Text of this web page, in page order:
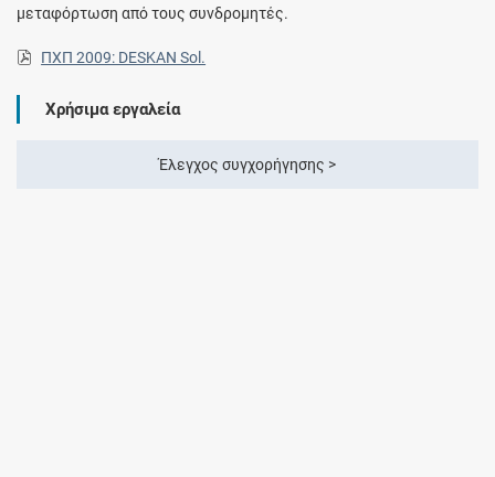
μεταφόρτωση από τους συνδρομητές.
ΠΧΠ 2009: DESKAN Sol.
Χρήσιμα εργαλεία
Έλεγχος συγχορήγησης >